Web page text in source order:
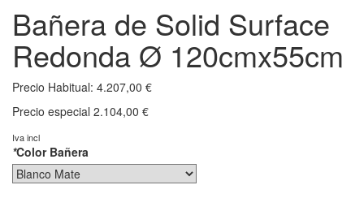
Bañera de Solid Surface
Redonda Ø 120cmx55cm
Precio Habitual: 4.207,00 €
Precio especial 2.104,00 €
Iva incl
*Color Bañera